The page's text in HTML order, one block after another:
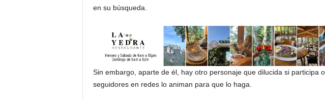
en su búsqueda.
Sin embargo, aparte de él, hay otro personaje que dilucida si participa
seguidores en redes lo animan para que lo haga.